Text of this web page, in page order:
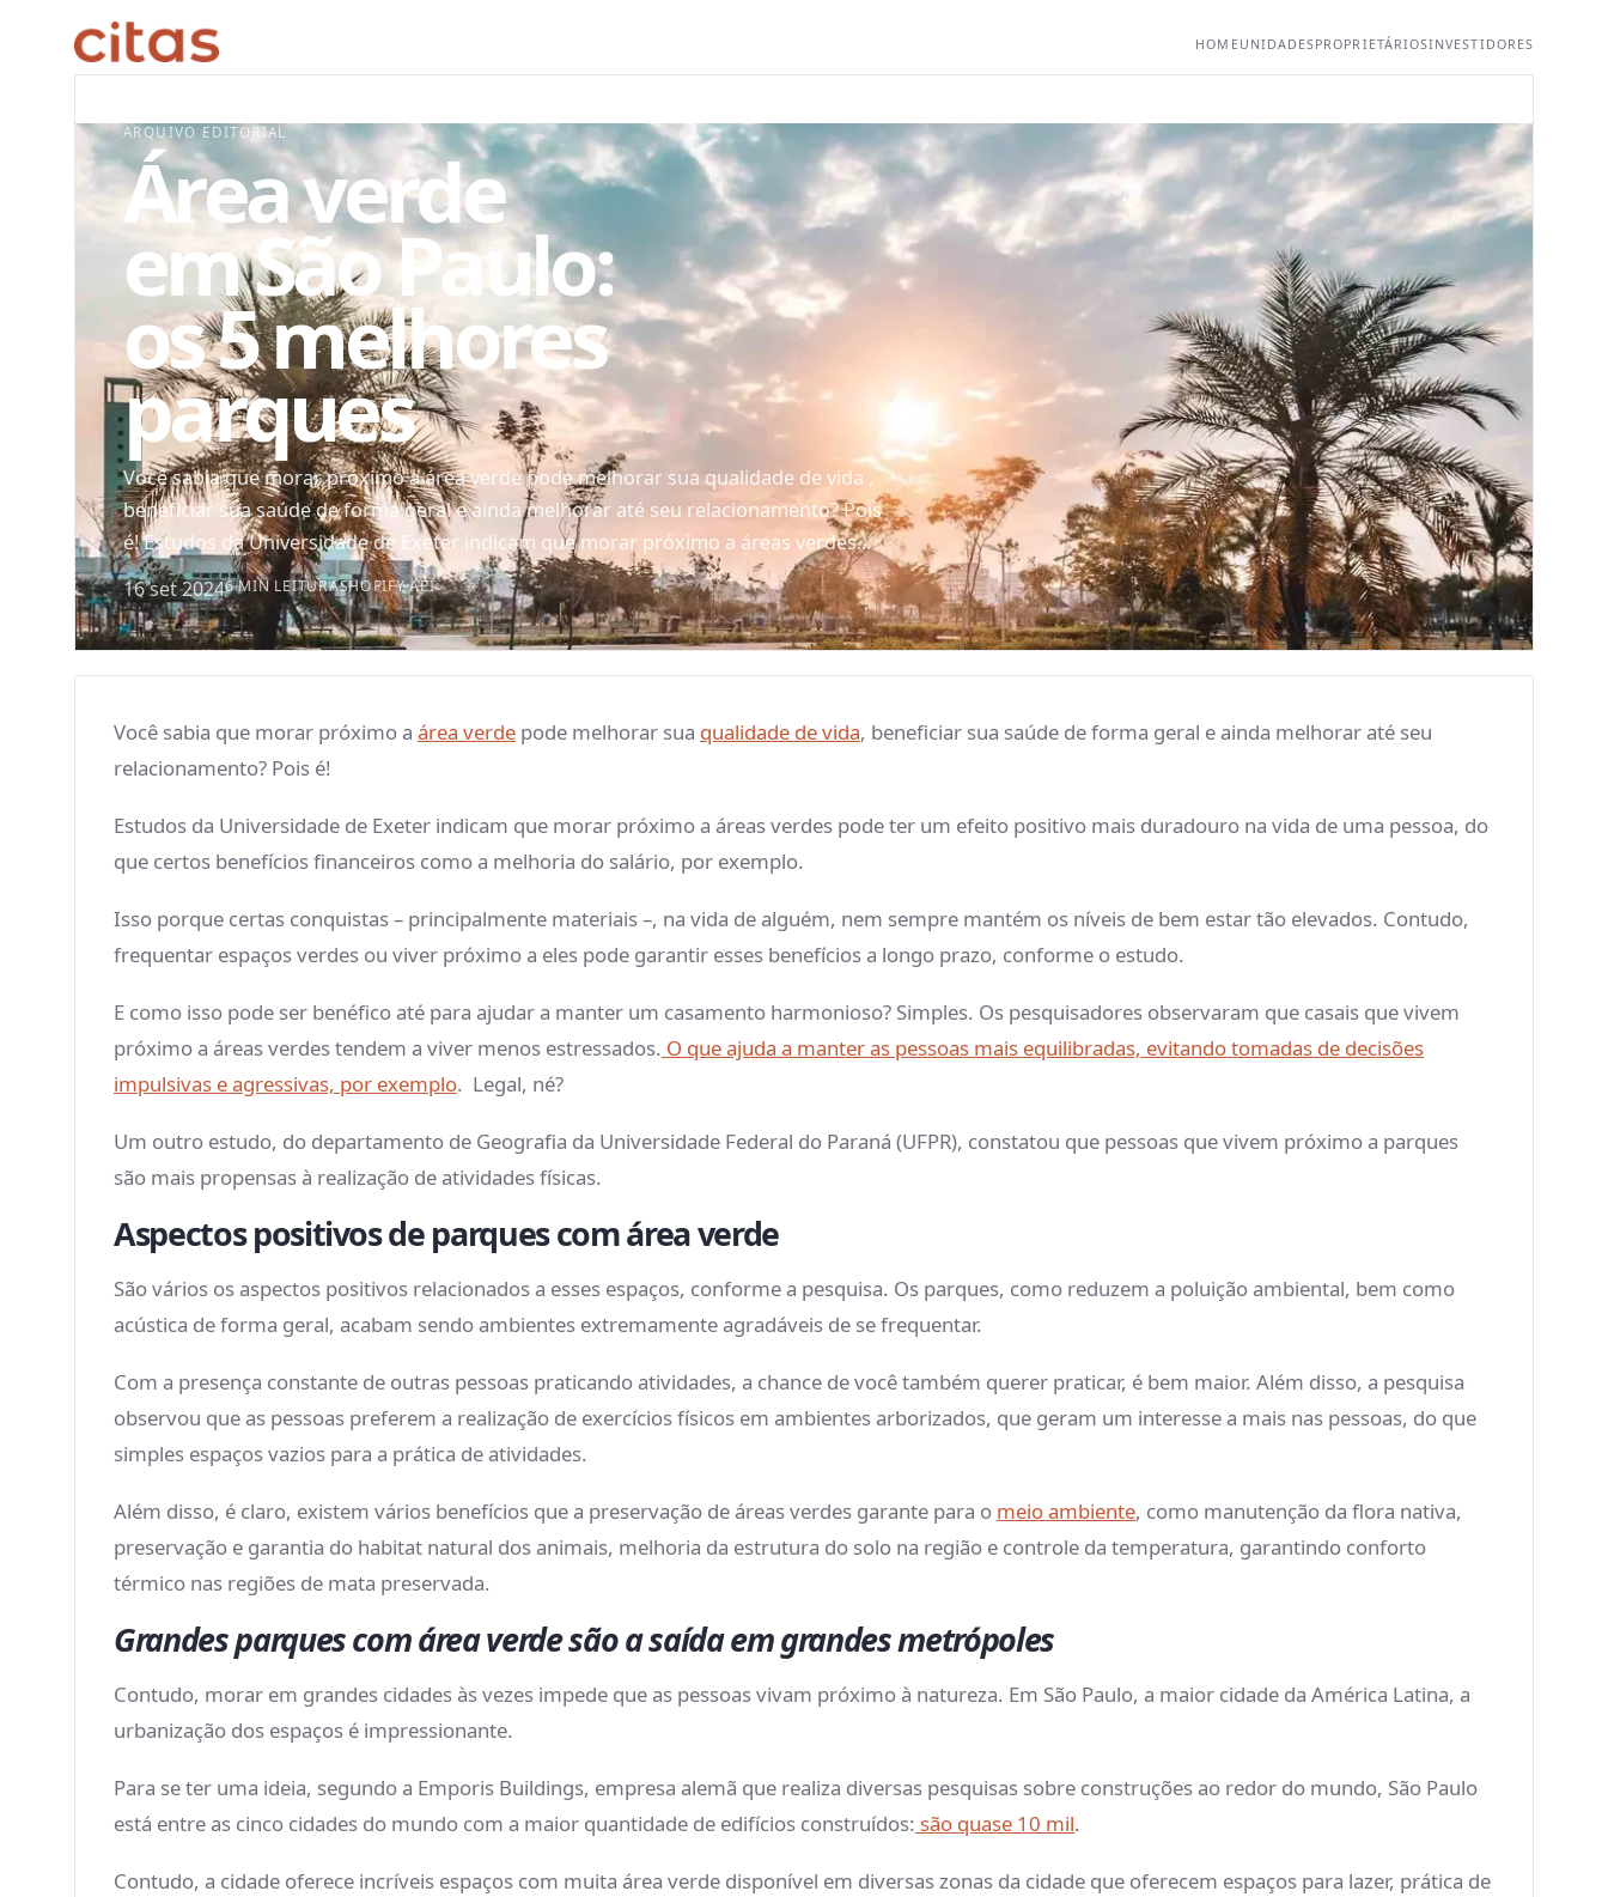
HOMEUNIDADESPROPRIETÁRIOSINVESTIDORES
ARQUIVO EDITORIAL
Área verde
em São Paulo:
os 5 melhores
parques
Você sabia que morar próximo a área verde pode melhorar sua qualidade de vida ,
beneficiar sua saúde de forma geral e ainda melhorar até seu relacionamento? Pois
é! Estudos da Universidade de Exeter indicam que morar próximo a áreas verdes...
16 set 20246 MIN LEITURASHOPIFY API
Você sabia que morar próximo a área verde pode melhorar sua qualidade de vida, beneficiar sua saúde de forma geral e ainda melhorar até seu
relacionamento? Pois é!
Estudos da Universidade de Exeter indicam que morar próximo a áreas verdes pode ter um efeito positivo mais duradouro na vida de uma pessoa, do
que certos benefícios financeiros como a melhoria do salário, por exemplo.
Isso porque certas conquistas – principalmente materiais –, na vida de alguém, nem sempre mantém os níveis de bem estar tão elevados. Contudo,
frequentar espaços verdes ou viver próximo a eles pode garantir esses benefícios a longo prazo, conforme o estudo.
E como isso pode ser benéfico até para ajudar a manter um casamento harmonioso? Simples. Os pesquisadores observaram que casais que vivem
próximo a áreas verdes tendem a viver menos estressados. O que ajuda a manter as pessoas mais equilibradas, evitando tomadas de decisões
impulsivas e agressivas, por exemplo. Legal, né?
Um outro estudo, do departamento de Geografia da Universidade Federal do Paraná (UFPR), constatou que pessoas que vivem próximo a parques
são mais propensas à realização de atividades físicas.
Aspectos positivos de parques com área verde
São vários os aspectos positivos relacionados a esses espaços, conforme a pesquisa. Os parques, como reduzem a poluição ambiental, bem como
acústica de forma geral, acabam sendo ambientes extremamente agradáveis de se frequentar.
Com a presença constante de outras pessoas praticando atividades, a chance de você também querer praticar, é bem maior. Além disso, a pesquisa
observou que as pessoas preferem a realização de exercícios físicos em ambientes arborizados, que geram um interesse a mais nas pessoas, do que
simples espaços vazios para a prática de atividades.
Além disso, é claro, existem vários benefícios que a preservação de áreas verdes garante para o meio ambiente, como manutenção da flora nativa,
preservação e garantia do habitat natural dos animais, melhoria da estrutura do solo na região e controle da temperatura, garantindo conforto
térmico nas regiões de mata preservada.
Grandes parques com área verde são a saída em grandes metrópoles
Contudo, morar em grandes cidades às vezes impede que as pessoas vivam próximo à natureza. Em São Paulo, a maior cidade da América Latina, a
urbanização dos espaços é impressionante.
Para se ter uma ideia, segundo a Emporis Buildings, empresa alemã que realiza diversas pesquisas sobre construções ao redor do mundo, São Paulo
está entre as cinco cidades do mundo com a maior quantidade de edifícios construídos: são quase 10 mil.
Contudo, a cidade oferece incríveis espaços com muita área verde disponível em diversas zonas da cidade que oferecem espaços para lazer, prática de